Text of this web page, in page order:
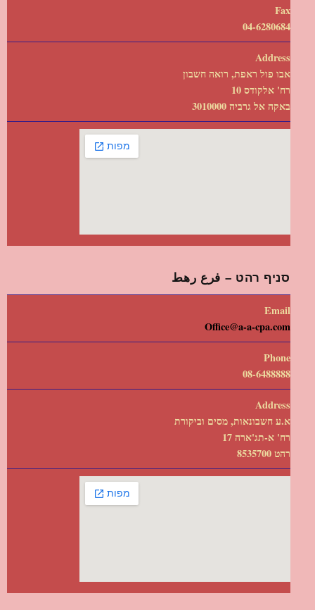
Fax
04-6280684
Address
אבו פול ראפת, רואה חשבון
רח' אלקודס 10
באקה אל גרביה 3010000
סניף רהט – فرع رهط
Email
Office@a-a-cpa.com
Phone
08-6488888
Address
א.ע חשבונאות, מסים וביקורת
רח' א-תג'ארה 17
רהט 8535700